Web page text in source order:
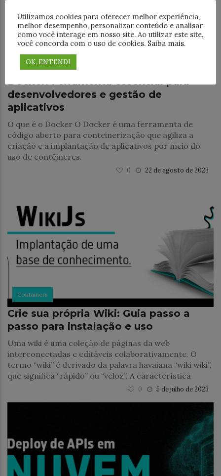
DevOps
desenvolvedores e gestão de
aplicativos
O que é o Docker O Docker é uma ferramenta de
código aberto para conteinerização que agiliza a
criação e a implantação de aplicativos por meio do
uso de contêineres.
22 de agosto de 2023
0
Containers
Crie sua própria Wiki: Guia passo a
passo para instalação e uso
Uma wiki é uma coleção de páginas da web
interconectadas e editáveis colaborativamente. O
termo “wiki” é derivado da palavra havaiana “wiki wiki”,
que significa “rápido” ou “veloz”. A característica
5 de julho de 2023
0
Utilizamos cookies para oferecer melhor experiência,
melhor desempenho, personalizar conteúdo e analisar
como você interage em nosso site. Ao utilizar este site,
você concorda com o uso de cookies. Saiba mais.
OK, ENTENDI